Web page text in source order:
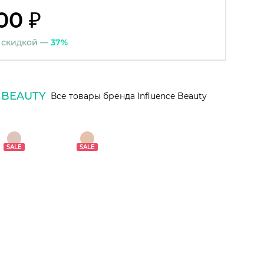
SALE SALE
₽
— 37%
Все товары бренда Influence Beauty